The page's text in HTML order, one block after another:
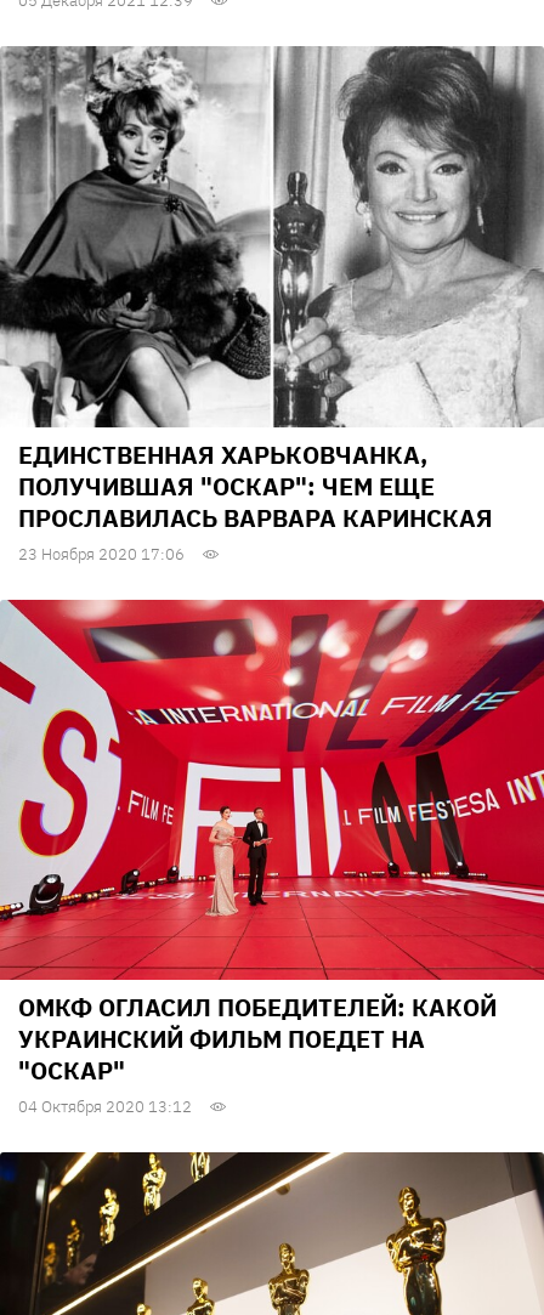
ЕДИНСТВЕННАЯ ХАРЬКОВЧАНКА,
ПОЛУЧИВШАЯ "ОСКАР": ЧЕМ ЕЩЕ
ПРОСЛАВИЛАСЬ ВАРВАРА КАРИНСКАЯ
23 Ноября 2020 17:06
ОМКФ ОГЛАСИЛ ПОБЕДИТЕЛЕЙ: КАКОЙ
УКРАИНСКИЙ ФИЛЬМ ПОЕДЕТ НА
"ОСКАР"
04 Октября 2020 13:12